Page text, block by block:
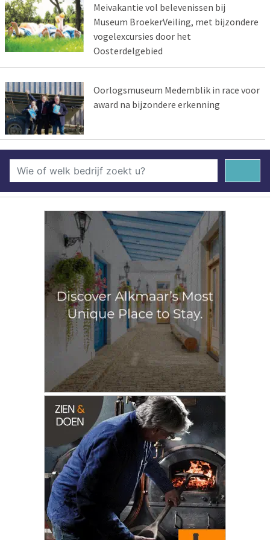
Meivakantie vol belevenissen bij
Museum BroekerVeiling, met bijzondere
vogelexcursies door het
Oosterdelgebied
Oorlogsmuseum Medemblik in race voor
award na bijzondere erkenning